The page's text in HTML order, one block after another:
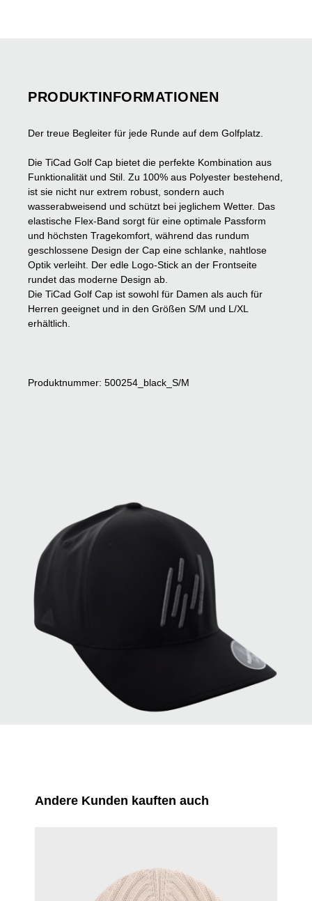
PRODUKTINFORMATIONEN
Der treue Begleiter für jede Runde auf dem Golfplatz.
Die TiCad Golf Cap bietet die perfekte Kombination aus
Funktionalität und Stil. Zu 100% aus Polyester bestehend,
ist sie nicht nur extrem robust, sondern auch
wasserabweisend und schützt bei jeglichem Wetter. Das
elastische Flex-Band sorgt für eine optimale Passform
und höchsten Tragekomfort, während das rundum
geschlossene Design der Cap eine schlanke, nahtlose
Optik verleiht. Der edle Logo-Stick an der Frontseite
rundet das moderne Design ab.
Die TiCad Golf Cap ist sowohl für Damen als auch für
Herren geeignet und in den Größen S/M und L/XL
erhältlich.
Produktnummer: 500254_black_S/M
Produktgalerie überspringen
Andere Kunden kauften auch